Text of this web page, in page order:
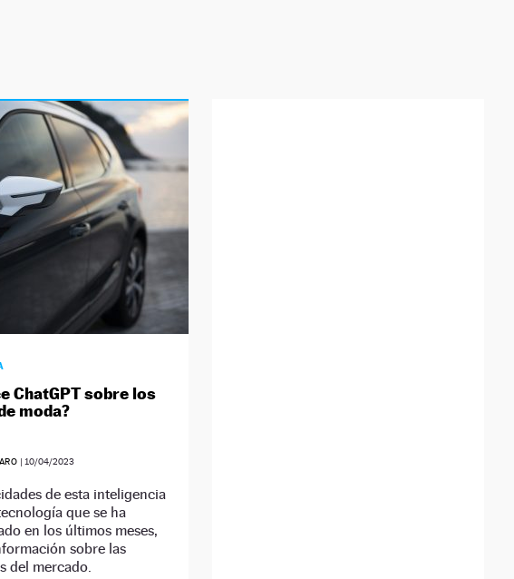
ChatGPT sobre los
moda?
| 10/04/2023
de esta inteligencia
que se ha
en los últimos meses,
sobre las
del mercado.